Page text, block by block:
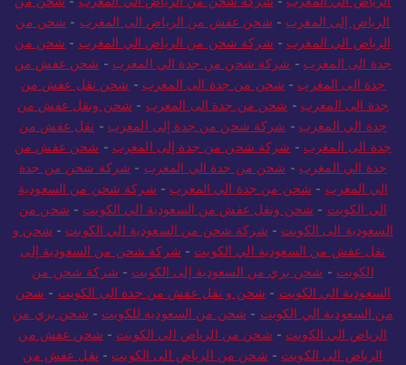
الرياض إلى المغرب - شحن عفش من الرياض الى المغرب - شحن من
الرياض الي المغرب - شركة شحن من الرياض الي المغرب - شحن من
جدة الى المغرب - شركة شحن من جدة الي المغرب - شحن عفش من
جدة الى المغرب - شحن من جدة الى المغرب - شحن نقل عفش من
جدة الى المغرب - شحن من جدة الى المغرب - شحن ونقل عفش من
جدة الي المغرب - شركة شحن من جدة إلى المغرب - نقل عفش من
جدة الى المغرب - شركة شحن من جدة إلى المغرب - شحن عفش من
جدة الي المغرب - شحن من جدة الي المغرب - شركة شحن من جدة
الي المغرب - شحن من جدة الي المغرب - شركة شحن من السعودية
الى الكويت - شحن ونقل عفش من السعودية الي الكويت - شحن من
السعودية الى الكويت - شركة شحن من السعودية الي الكويت - شحن و
نقل عفش من السعودية الي الكويت - شركة شحن من السعودية إلى
الكويت - شحن بري من السعودية إلى الكويت - شركة شحن من
السعودية الي الكويت - شحن و نقل عفش من جدة الى الكويت - شحن
من السعودية الي الكويت - شحن من السعودية للكويت - شحن بري من
الرياض الي الكويت - شحن من الرياض الي الكويت - شحن عفش من
الرياض الى الكويت - شحن من الرياض الى الكويت - نقل عفش من